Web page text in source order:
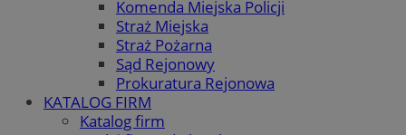
Komenda Miejska Policji
Straż Miejska
Straż Pożarna
Sąd Rejonowy
Prokuratura Rejonowa
KATALOG FIRM
Katalog firm